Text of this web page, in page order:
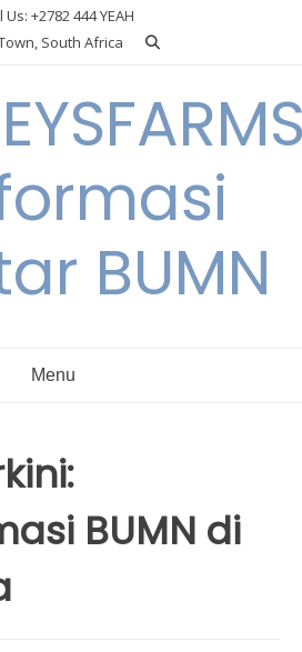
Us: +2782 444 YEAH
South Africa
BUMN
Menu
BUMN di